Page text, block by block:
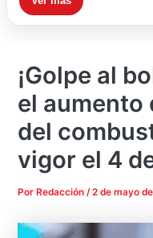
¡Golpe al
el aumento
del
vigor el 4
PorRedacción /2 de mayo